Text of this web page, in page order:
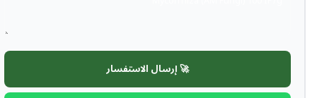
🚀 إرسال الاستفسار